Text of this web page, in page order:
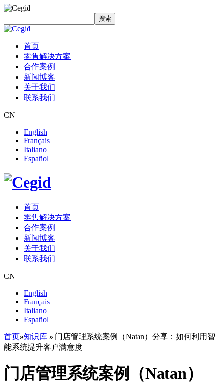
搜索
首页
零售解决方案
合作案例
新闻博客
关于我们
联系我们
CN
English
Français
Italiano
Español
首页
零售解决方案
合作案例
新闻博客
关于我们
联系我们
CN
English
Français
Italiano
Español
首页»知识库 » 门店管理系统案例（Natan）分享：如何利用智
能系统提升客户满意度
门店管理系统案例（Natan）